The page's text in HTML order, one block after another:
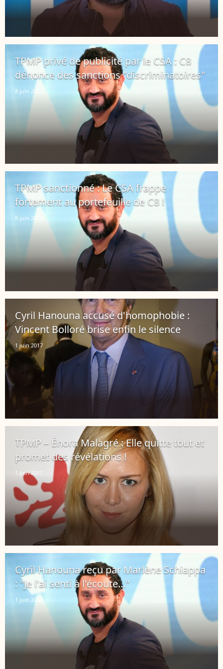
TPMP privé de publicité par le CSA : C8
dénonce des sanctions "discriminatoires"
8 juin 2017
TPMP sanctionné : Le CSA frappe
fortement au portefeuille de C8 !
8 juin 2017
Cyril Hanouna accusé d'homophobie :
Vincent Bolloré brise enfin le silence
1 juin 2017
TPMP – Énora Malagré : Elle quitte tout et
promet des révélations !
1 juin 2017
Cyril Hanouna reçu par Marlène Schiappa
: "Je l'ai senti à l'écoute..."
1 juin 2017